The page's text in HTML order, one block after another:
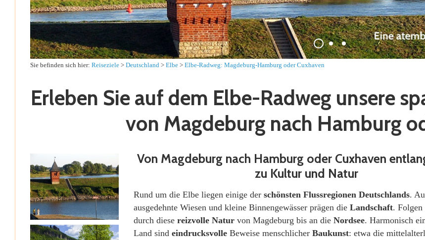
Sie befinden sich hier: Reiseziele > Deutschland > Elbe > Elbe-Radweg: Magdeburg-Hamburg oder Cuxhaven
Erleben Sie auf dem Elbe-Radweg unsere
von Magdeburg nach Hamburg
Von Magdeburg nach Hamburg oder Cuxhaven
zu Kultur und Natur
Rund um die Elbe liegen einige der schönsten Flussregionen Deutschlands.
ausgedehnte Wiesen und kleine Binnengewässer prägen die Landschaft. Folgen
durch diese reizvolle Naturvon Magdeburg bis an die Nordsee. Harmonisch
Land sind eindrucksvolleBeweise menschlicher Baukunst: etwa die